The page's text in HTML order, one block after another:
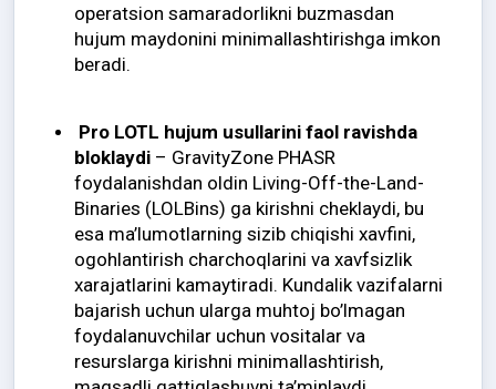
operatsion samaradorlikni buzmasdan
hujum maydonini minimallashtirishga imkon
beradi.
Pro LOTL hujum usullarini faol ravishda
bloklaydi– GravityZone PHASR
foydalanishdan oldin Living-Off-the-Land-
Binaries (LOLBins) ga kirishni cheklaydi, bu
esa ma’lumotlarning sizib chiqishi xavfini,
ogohlantirish charchoqlarini va xavfsizlik
xarajatlarini kamaytiradi. Kundalik vazifalarni
bajarish uchun ularga muhtoj bo’lmagan
foydalanuvchilar uchun vositalar va
resurslarga kirishni minimallashtirish,